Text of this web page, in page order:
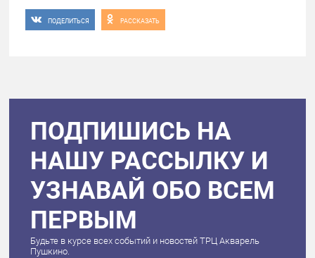
ПОДЕЛИТЬСЯ РАССКАЗАТЬ
ПОДПИШИСЬ НА
НАШУ РАССЫЛКУ И
УЗНАВАЙ ОБО ВСЕМ
ПЕРВЫМ
Будьте в курсе всех событий и новостей ТРЦ Акварель
Пушкино.